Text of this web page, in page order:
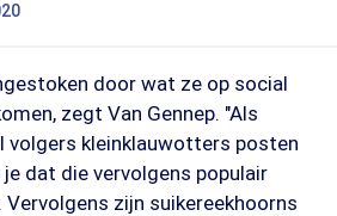
door wat ze op social
zegt Van Gennep. "Als
volgers kleinklauwotters posten
dat die vervolgens populair
zijn suikereekhoorns